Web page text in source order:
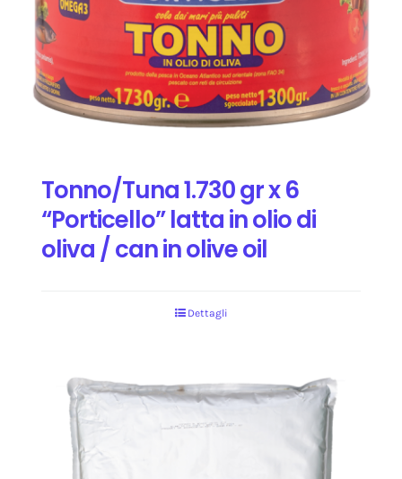
Tonno/Tuna 1.730 gr x 6
“Porticello” latta in olio di
oliva / can in olive oil
Dettagli